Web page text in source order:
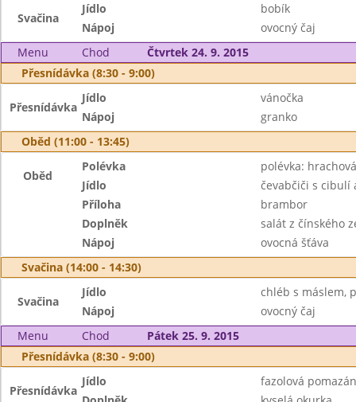
Svačina
Jídlo
bobík
Nápoj
ovocný čaj
Menu
Chod
Čtvrtek 24. 9. 2015
Přesnídávka (8:30 - 9:00)
Přesnídávka
Jídlo
vánočka
Nápoj
granko
Oběd (11:00 - 13:45)
Oběd
Polévka
polévka: hrachová
Jídlo
čevabčiči s cibulí
Příloha
brambor
Doplněk
salát z čínského
Nápoj
ovocná šťáva
Svačina (14:00 - 14:30)
Svačina
Jídlo
chléb s máslem,
Nápoj
ovocný čaj
Menu
Chod
Pátek 25. 9. 2015
Přesnídávka (8:30 - 9:00)
Přesnídávka
Jídlo
fazolová